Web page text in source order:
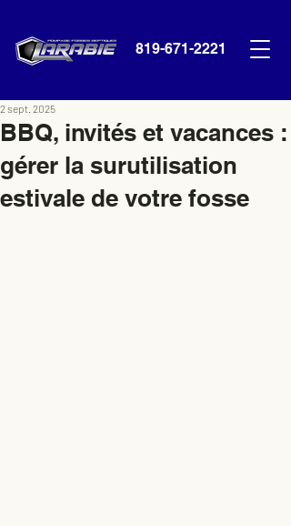
819-671-2221
BBQ, invités et vacances :
gérer la surutilisation
estivale de votre fosse
2 sept. 2025